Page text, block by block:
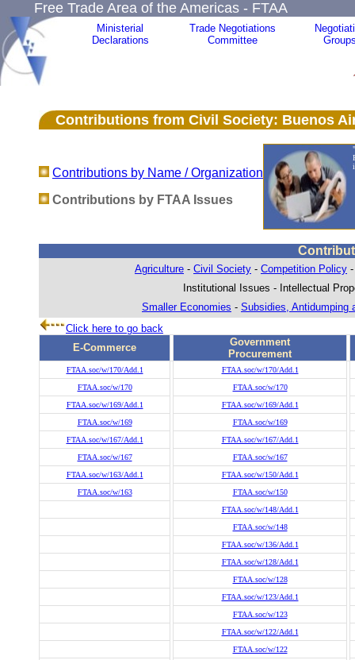
Free Trade Area of the Americas - FTAA
Ministerial
Declarations
Trade Negotiations
Committee
Contributions from Civil Society: Buenos
Contributions by Name / Organization
Contributions by FTAA Issues
Agriculture - Civil Society - Competition Policy
Institutional Issues - Intellectual
Smaller Economies - Subsidies, Antidumping
Click here to go back
E-Commerce
Government
Procurement
FTAA.soc/w/170/Add.1
FTAA.soc/w/170/Add.1
FTAA.soc/w/170
FTAA.soc/w/170
FTAA.soc/w/169/Add.1
FTAA.soc/w/169/Add.1
FTAA.soc/w/169
FTAA.soc/w/169
FTAA.soc/w/167/Add.1
FTAA.soc/w/167/Add.1
FTAA.soc/w/167
FTAA.soc/w/167
FTAA.soc/w/163/Add.1
FTAA.soc/w/150/Add.1
FTAA.soc/w/163
FTAA.soc/w/150
FTAA.soc/w/148/Add.1
FTAA.soc/w/148
FTAA.soc/w/136/Add.1
FTAA.soc/w/128/Add.1
FTAA.soc/w/128
FTAA.soc/w/123/Add.1
FTAA.soc/w/123
FTAA.soc/w/122/Add.1
FTAA.soc/w/122